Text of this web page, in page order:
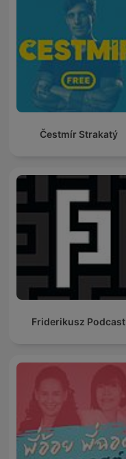
Čestmír Strakatý
Friderikusz Podcast